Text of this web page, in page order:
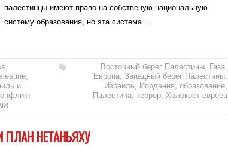
палестинцы имеют право на собственую национальную
систему образования, но эта система…
,
,
и
Восточный берег Палестины, Газа,
Европа, Западный берег Палестины,
Израиль, Иордания, образование,
Палестина, террор, Холокост евреев
НЕТАНЬЯХУ